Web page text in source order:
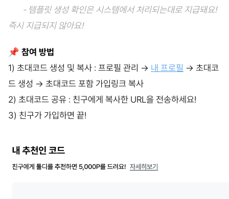
- 템플릿 생성 확인은 시스템에서 처리되는대로 지급돼요!
즉시 지급되지 않아요!
📌 참여 방법
1) 초대코드 생성 및 복사 : 프로필 관리 → 내 프로필 → 초대코
드 생성 → 초대코드 포함 가입링크 복사
2) 초대코드 공유 : 친구에게 복사한 URL을 전송하세요!
3) 친구가 가입하면 끝!